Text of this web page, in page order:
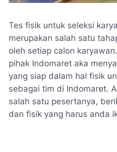
Tes fisik untuk seleksi
merupakan salah satu
oleh setiap calon
pihak Indomaret aka
yang siap dalam hal fisik
sebagai tim di Indomaret.
salah satu pesertanya,
dan fisik yang harus anda